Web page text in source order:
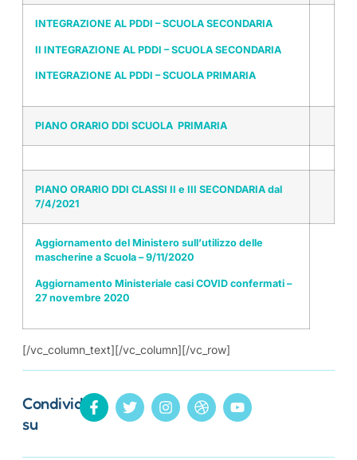
INTEGRAZIONE AL PDDI – SCUOLA SECONDARIA
II INTEGRAZIONE AL PDDI – SCUOLA SECONDARIA
INTEGRAZIONE AL PDDI – SCUOLA PRIMARIA
PIANO ORARIO DDI SCUOLA PRIMARIA
PIANO ORARIO DDI CLASSI II e III SECONDARIA dal
7/4/2021
Aggiornamento del Ministero sull’utilizzo delle
mascherine a Scuola – 9/11/2020
Aggiornamento Ministeriale casi COVID confermati –
27 novembre 2020
[/vc_column_text][/vc_column][/vc_row]
Condividi
su